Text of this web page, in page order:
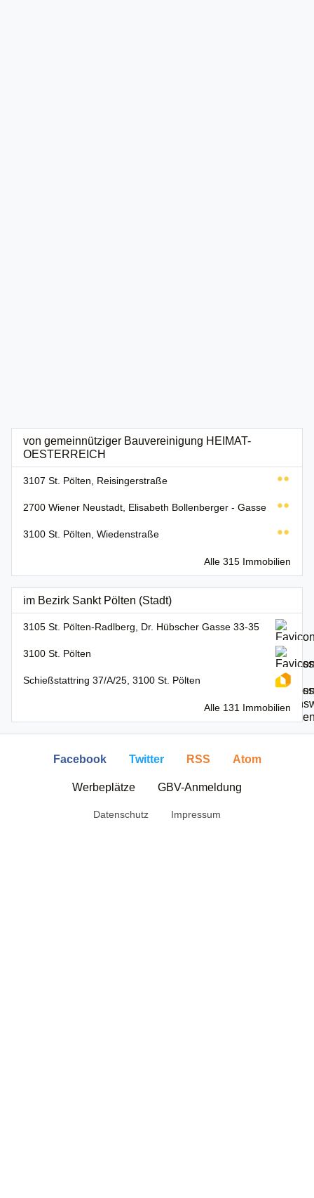
von gemeinnütziger Bauvereinigung HEIMAT-
OESTERREICH
3107 St. Pölten, Reisingerstraße
2700 Wiener Neustadt, Elisabeth Bollenberger - Gasse
3100 St. Pölten, Wiedenstraße
Alle 315 Immobilien
im Bezirk Sankt Pölten (Stadt)
3105 St. Pölten-Radlberg, Dr. Hübscher Gasse 33-35
3100 St. Pölten
Schießstattring 37/A/25, 3100 St. Pölten
Alle 131 Immobilien
Facebook Twitter RSS Atom
Werbeplätze GBV-Anmeldung
Datenschutz Impressum